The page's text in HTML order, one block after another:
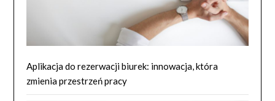
Aplikacja do rezerwacji biurek: innowacja, która
zmienia przestrzeń pracy